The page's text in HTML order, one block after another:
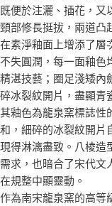
既便於注灑、插花，又
頸部修長挺拔，兩道凸
在素淨釉面上增添了層
不失圓潤，每一面釉色
精湛技藝；圈足淺矮內
碎冰裂紋開片，盡顯青
其釉色為龍泉窯標誌性
和，細碎的冰裂紋開片
現得淋漓盡致。八棱造
需求，也暗合了宋代文
在規整中顯靈動。
作為南宋龍泉窯的高等